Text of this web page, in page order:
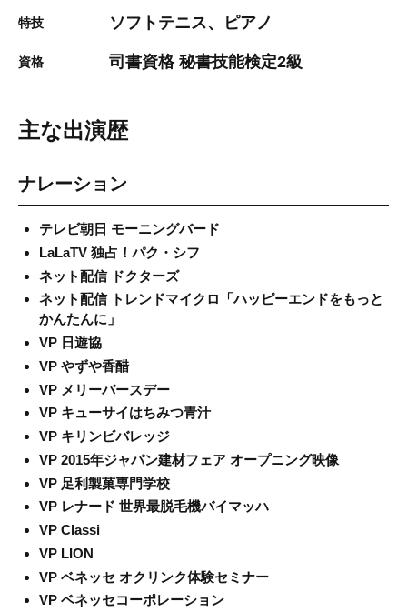
特技 ソフトテニス、ピアノ
資格 司書資格 秘書技能検定2級
主な出演歴
ナレーション
テレビ朝日 モーニングバード
LaLaTV 独占！パク・シフ
ネット配信 ドクターズ
ネット配信 トレンドマイクロ「ハッピーエンドをもっと
かんたんに」
VP 日遊協
VP やずや香醋
VP メリーバースデー
VP キューサイはちみつ青汁
VP キリンビバレッジ
VP 2015年ジャパン建材フェア オープニング映像
VP 足利製菓専門学校
VP レナード 世界最脱毛機バイマッハ
VP Classi
VP LION
VP ベネッセ オクリンク体験セミナー
VP ベネッセコーポレーション